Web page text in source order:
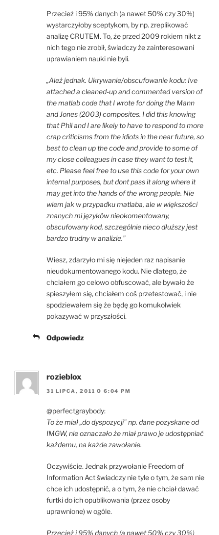
Przecież i 95% danych (a nawet 50% czy 30%)
wystarczyłoby sceptykom, by np. zreplikować
analizę CRUTEM. To, że przed 2009 rokiem nikt z
nich tego nie zrobił, świadczy że zainteresowani
uprawianiem nauki nie byli.
„Ależ jednak. Ukrywanie/obscufowanie kodu: Ive
attached a cleaned-up and commented version of
the matlab code that I wrote for doing the Mann
and Jones (2003) composites. I did this knowing
that Phil and I are likely to have to respond to more
crap criticisms from the idiots in the near future, so
best to clean up the code and provide to some of
my close colleagues in case they want to test it,
etc. Please feel free to use this code for your own
internal purposes, but dont pass it along where it
may get into the hands of the wrong people. Nie
wiem jak w przypadku matlaba, ale w większości
znanych mi języków nieokomentowany,
obscufowany kod, szczególnie nieco dłuższy jest
bardzo trudny w analizie.”
Wiesz, zdarzyło mi się niejeden raz napisanie
nieudokumentowanego kodu. Nie dlatego, że
chciałem go celowo obfuscować, ale bywało że
spieszyłem się, chciałem coś przetestować, i nie
spodziewałem się że będę go komukolwiek
pokazywać w przyszłości.
Odpowiedz
rozieblox
31 LIPCA, 2011 O 6:04 PM
@perfectgraybody:
To że miał „do dyspozycji” np. dane pozyskane od
IMGW, nie oznaczało że miał prawo je udostępniać
każdemu, na każde zawołanie.
Oczywiście. Jednak przywołanie Freedom of
Information Act świadczy nie tyle o tym, że sam nie
chce ich udostępnić, a o tym, że nie chciał dawać
furtki do ich opublikowania (przez osoby
uprawnione) w ogóle.
Przecież i 95% danych (a nawet 50% czy 30%)